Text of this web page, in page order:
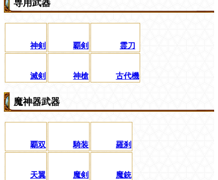
専用武器
神剣 覇剣 霊刀
滅剣 神槍 古代機
魔神器武器
覇双 騎装 羅刹
天翼 魔剣 魔銃